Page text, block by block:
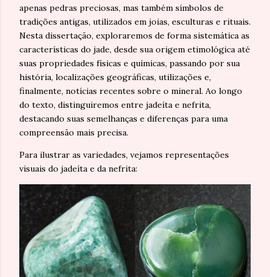
apenas pedras preciosas, mas também símbolos de
tradições antigas, utilizados em joias, esculturas e rituais.
Nesta dissertação, exploraremos de forma sistemática as
características do jade, desde sua origem etimológica até
suas propriedades físicas e químicas, passando por sua
história, localizações geográficas, utilizações e,
finalmente, notícias recentes sobre o mineral. Ao longo
do texto, distinguiremos entre jadeíta e nefrita,
destacando suas semelhanças e diferenças para uma
compreensão mais precisa.
Para ilustrar as variedades, vejamos representações
visuais do jadeíta e da nefrita: